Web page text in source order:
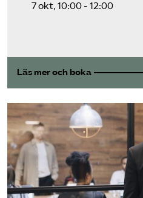
7 okt, 10:00 - 12:00
Läs mer och boka